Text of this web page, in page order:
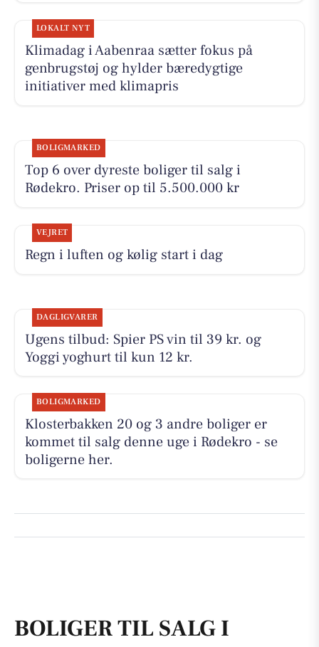
LOKALT NYT
Klimadag i Aabenraa sætter fokus på
genbrugstøj og hylder bæredygtige
initiativer med klimapris
BOLIGMARKED
Top 6 over dyreste boliger til salg i
Rødekro. Priser op til 5.500.000 kr
VEJRET
Regn i luften og kølig start i dag
DAGLIGVARER
Ugens tilbud: Spier PS vin til 39 kr. og
Yoggi yoghurt til kun 12 kr.
BOLIGMARKED
Klosterbakken 20 og 3 andre boliger er
kommet til salg denne uge i Rødekro - se
boligerne her.
BOLIGER TIL SALG I